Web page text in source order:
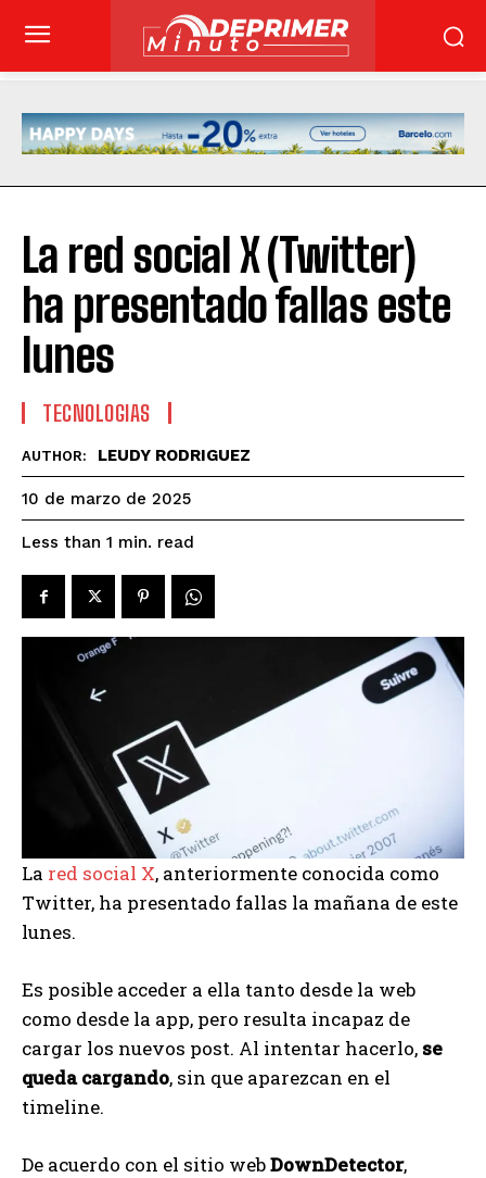
La red social X (Twitter)
ha presentado fallas este
lunes
TECNOLOGIAS
AUTHOR: LEUDY RODRIGUEZ
10 de marzo de 2025
Less than 1 min. read
La red social X, anteriormente conocida como
Twitter, ha presentado fallas la mañana de este
lunes.
Es posible acceder a ella tanto desde la web
como desde la app, pero resulta incapaz de
cargar los nuevos post. Al intentar hacerlo, se
queda cargando, sin que aparezcan en el
timeline.
De acuerdo con el sitio webDownDetector,